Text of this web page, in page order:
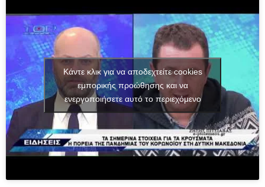
Κάντε κλικ για να αποδεχτείτε cookies
εμπορικής προώθησης και να
ενεργοποιήσετε αυτό το περιεχόμενο